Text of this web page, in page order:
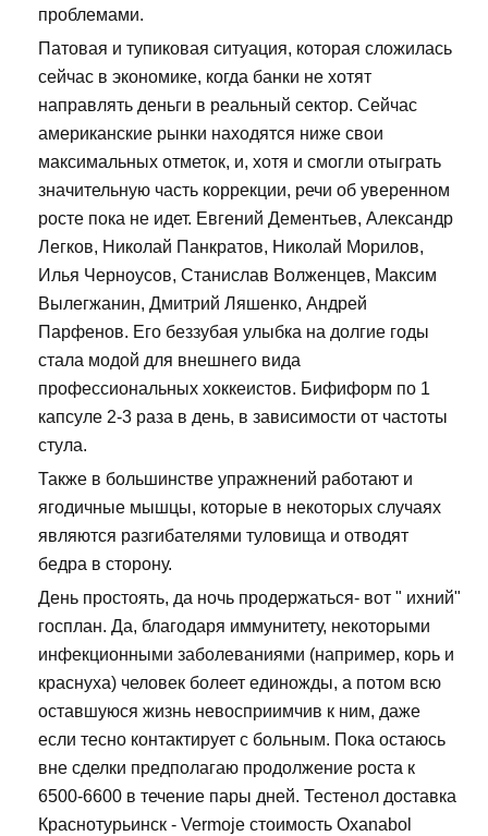
проблемами.
Патовая и тупиковая ситуация, которая сложилась
сейчас в экономике, когда банки не хотят
направлять деньги в реальный сектор. Сейчас
американские рынки находятся ниже свои
максимальных отметок, и, хотя и смогли отыграть
значительную часть коррекции, речи об уверенном
росте пока не идет. Евгений Дементьев, Александр
Легков, Николай Панкратов, Николай Морилов,
Илья Черноусов, Станислав Волженцев, Максим
Вылегжанин, Дмитрий Ляшенко, Андрей
Парфенов. Его беззубая улыбка на долгие годы
стала модой для внешнего вида
профессиональных хоккеистов. Бифиформ по 1
капсуле 2-3 раза в день, в зависимости от частоты
стула.
Также в большинстве упражнений работают и
ягодичные мышцы, которые в некоторых случаях
являются разгибателями туловища и отводят
бедра в сторону.
День простоять, да ночь продержаться- вот " ихний"
госплан. Да, благодаря иммунитету, некоторыми
инфекционными заболеваниями (например, корь и
краснуха) человек болеет единожды, а потом всю
оставшуюся жизнь невосприимчив к ним, даже
если тесно контактирует с больным. Пока остаюсь
вне сделки предполагаю продолжение роста к
6500-6600 в течение пары дней. Тестенол доставка
Краснотурьинск - Vermoje стоимость Oxanabol